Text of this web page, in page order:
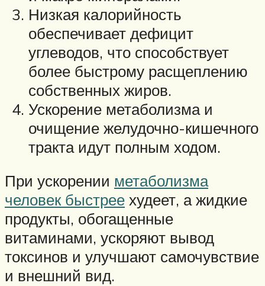
Низкая калорийность
обеспечивает дефицит
углеводов, что способствует
более быстрому расщеплению
собственных жиров.
Ускорение метаболизма и
очищение желудочно-кишечного
тракта идут полным ходом.
При ускорении метаболизма
человек быстрее худеет, а жидкие
продукты, обогащенные
витаминами, ускоряют вывод
токсинов и улучшают самочувствие
и внешний вид.